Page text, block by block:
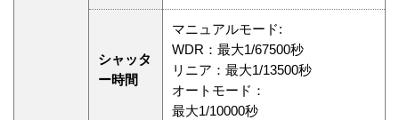
シャッタ
ー時間
マニュアルモード:
WDR：最大1/67500秒
リニア：最大1/13500秒
オートモード：
最大1/10000秒